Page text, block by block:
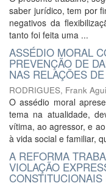
saber jurídico, tem por
negativos da
tanto foi feita uma ...
ASSÉDIO MORAL
PREVENÇÃO DE
NAS RELAÇÕES
RODRIGUES, Frank
O assédio moral
tema na atualidade,
vítima, ao agressor, e
à vida social e familiar,
A REFORMA
VIOLAÇÃO